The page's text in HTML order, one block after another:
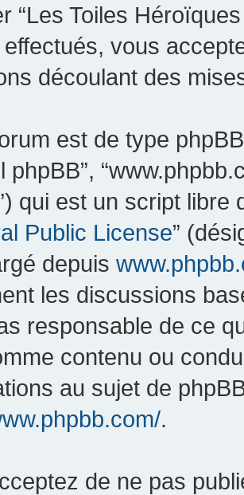
“Les Toiles
vous
découlant des
est de type phpBB
phpBB”,
qui est un script
Public License”
depuis
les discussions
responsable de ce
contenu ou
au sujet de
.
de ne pas